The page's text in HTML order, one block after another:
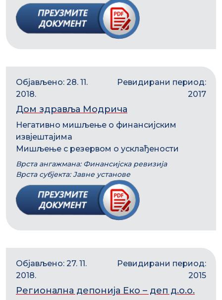
Објављено: 28. 11.
2018.
Ревидирани период:
2017
Дом здравља Модрича
Негативно мишљење о финансијским
извјештајима
Мишљење с резервом о усклађености
Врста ангажмана: Финансијска ревизија
Врста субјекта: Јавне установе
Објављено: 27. 11.
2018.
Ревидирани период:
2015
Регионална депонија Еко – деп д.о.о.